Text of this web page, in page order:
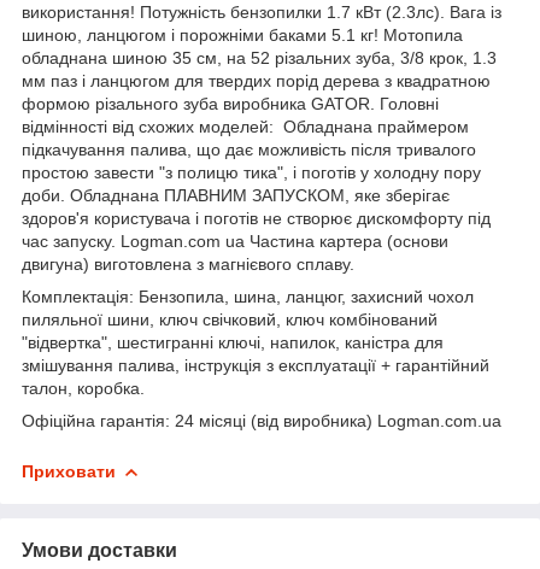
використання! Потужність бензопилки 1.7 кВт (2.3лс). Вага із
шиною, ланцюгом і порожніми баками 5.1 кг! Мотопила
обладнана шиною 35 см, на 52 різальних зуба, 3/8 крок, 1.3
мм паз і ланцюгом для твердих порід дерева з квадратною
формою різального зуба виробника GATOR. Головні
відмінності від схожих моделей: Обладнана праймером
підкачування палива, що дає можливість після тривалого
простою завести "з полицю тика", і поготів у холодну пору
доби. Обладнана ПЛАВНИМ ЗАПУСКОМ, яке зберігає
здоров'я користувача і поготів не створює дискомфорту під
час запуску. Logman.com ua Частина картера (основи
двигуна) виготовлена з магнієвого сплаву.
Комплектація: Бензопила, шина, ланцюг, захисний чохол
пиляльної шини, ключ свічковий, ключ комбінований
"відвертка", шестигранні ключі, напилок, каністра для
змішування палива, інструкція з експлуатації + гарантійний
талон, коробка.
Офіційна гарантія: 24 місяці (від виробника) Logman.com.ua
Приховати
Умови доставки